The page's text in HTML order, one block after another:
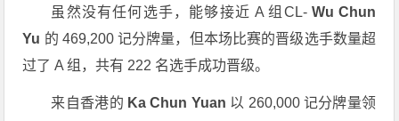
虽然没有任何选手，能够接近 A 组CL- Wu Chun
Yu 的 469,200 记分牌量，但本场比赛的晋级选手数量超
过了 A 组，共有 222 名选手成功晋级。
来自香港的 Ka Chun Yuan 以 260,000 记分牌量领